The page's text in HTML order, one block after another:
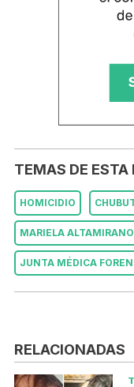
TEMAS DE ESTA
HOMICIDIO
MARIELA ALTAMIRANO
JUNTA MÉDICA
RELACIONADAS